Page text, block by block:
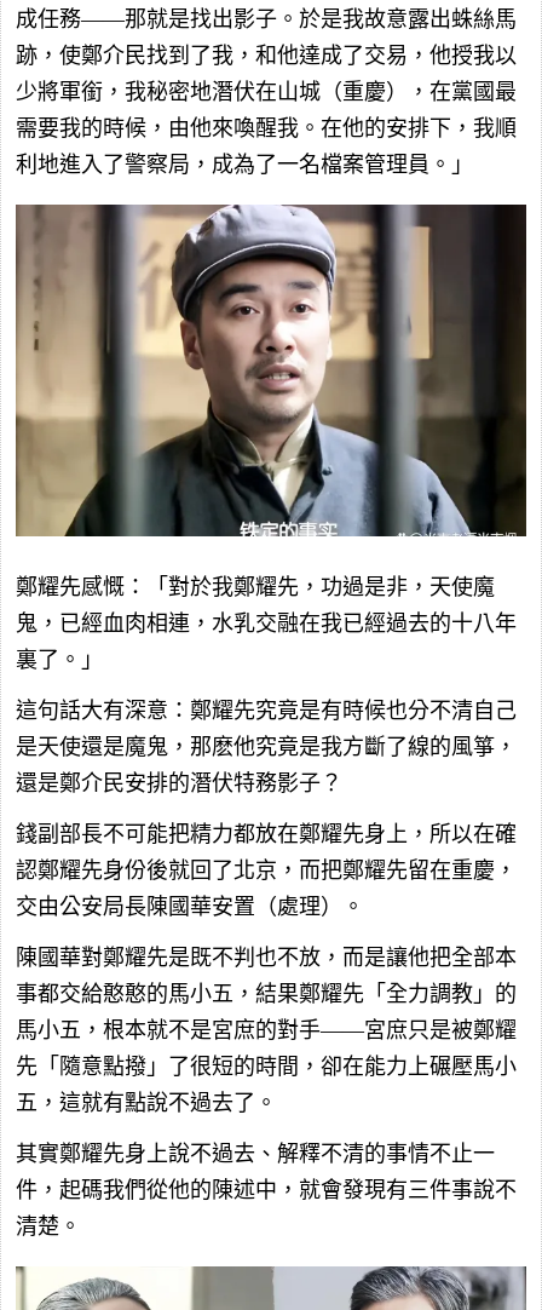
成任務——那就是找出影子。於是我故意露出蛛絲馬
跡，使鄭介民找到了我，和他達成了交易，他授我以
少將軍銜，我秘密地潛伏在山城（重慶），在黨國最
需要我的時候，由他來喚醒我。在他的安排下，我順
利地進入了警察局，成為了一名檔案管理員。」
鄭耀先感慨：「對於我鄭耀先，功過是非，天使魔
鬼，已經血肉相連，水乳交融在我已經過去的十八年
裏了。」
這句話大有深意：鄭耀先究竟是有時候也分不清自己
是天使還是魔鬼，那麽他究竟是我方斷了線的風箏，
還是鄭介民安排的潛伏特務影子？
錢副部長不可能把精力都放在鄭耀先身上，所以在確
認鄭耀先身份後就回了北京，而把鄭耀先留在重慶，
交由公安局長陳國華安置（處理）。
陳國華對鄭耀先是既不判也不放，而是讓他把全部本
事都交給憨憨的馬小五，結果鄭耀先「全力調教」的
馬小五，根本就不是宮庶的對手——宮庶只是被鄭耀
先「隨意點撥」了很短的時間，卻在能力上碾壓馬小
五，這就有點說不過去了。
其實鄭耀先身上說不過去、解釋不清的事情不止一
件，起碼我們從他的陳述中，就會發現有三件事說不
清楚。